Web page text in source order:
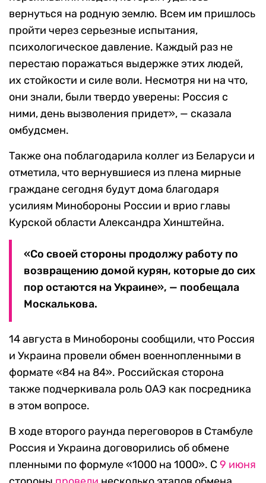
вернуться на родную землю. Всем им пришлось
пройти через серьезные испытания,
психологическое давление. Каждый раз не
перестаю поражаться выдержке этих людей,
их стойкости и силе воли. Несмотря ни на что,
они знали, были твердо уверены: Россия с
ними, день вызволения придет», — сказала
омбудсмен.
Также она поблагодарила коллег из Беларуси и
отметила, что вернувшиеся из плена мирные
граждане сегодня будут дома благодаря
усилиям Минобороны России и врио главы
Курской области Александра Хинштейна.
«Со своей стороны продолжу работу по
возвращению домой курян, которые до сих
пор остаются на Украине», — пообещала
Москалькова.
14 августа в Минобороны сообщили, что Россия
и Украина провели обмен военнопленными в
формате «84 на 84». Российская сторона
также подчеркивала роль ОАЭ как посредника
в этом вопросе.
В ходе второго раунда переговоров в Стамбуле
Россия и Украина договорились об обмене
пленными по формуле «1000 на 1000». С 9 июня